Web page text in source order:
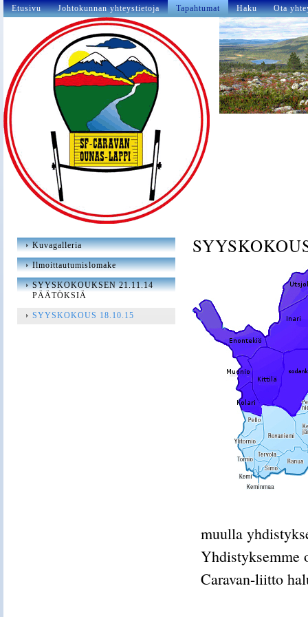
Etusivu Johtokunnan yhteystietoja Tapahtumat Haku Ota
muulla
Yhdistyksemme
Caravan-liitto
Kuvagalleria
Ilmoittautumislomake
SYYSKOKOUKSEN 21.11.14
PÄÄTÖKSIÄ
SYYSKOKOUS 18.10.15